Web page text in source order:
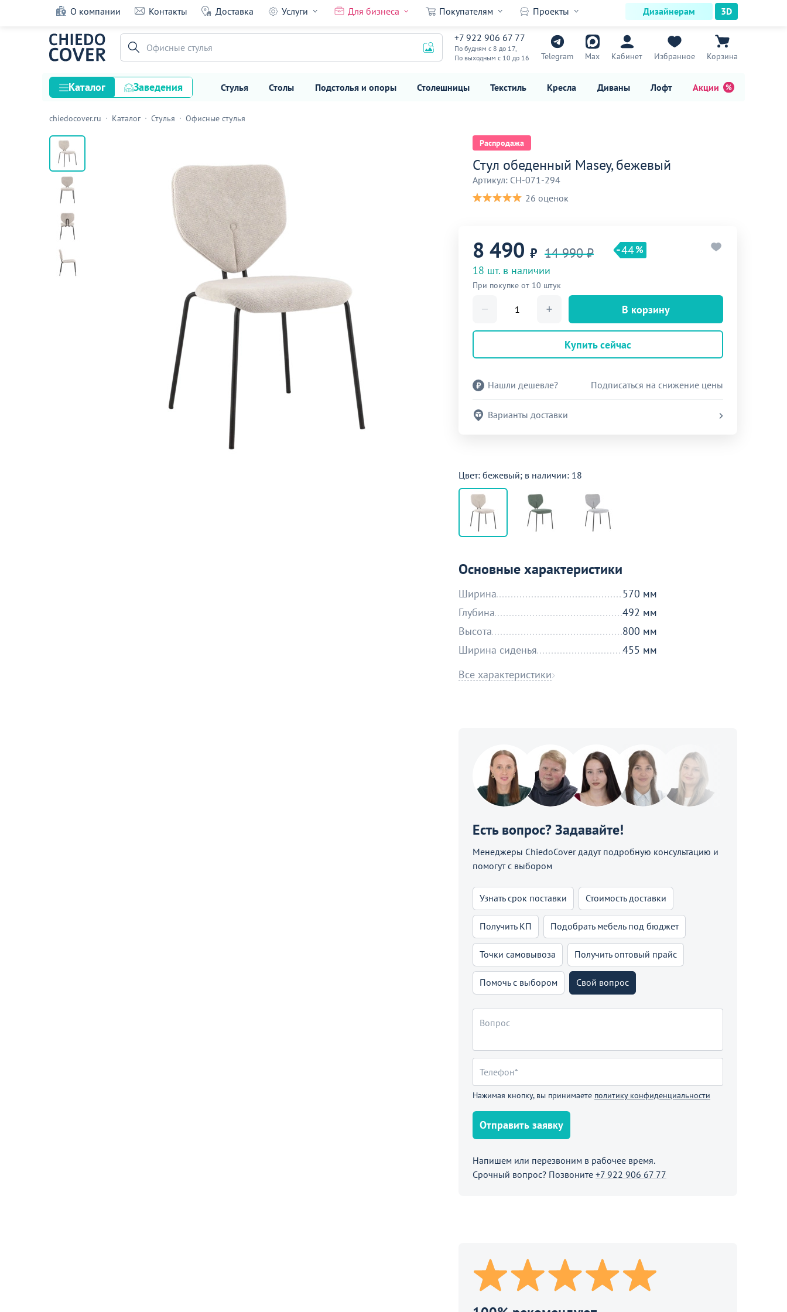
О компании Контакты Доставка Услуги Для бизнеса Покупателям Проекты Дизайнерам 3D
+7 922 906 67 77
По будням с 8 до 17,
По выходным с 10 до 16
Telegram Max Кабинет Избранное Корзина
Офисные стулья
Каталог Заведения Стулья Столы Подстолья и опоры Столешницы Текстиль Кресла Диваны Лофт Акции
Стулья
Столы
Подстолья и опоры
Столешницы
Текстиль
Кресла
Лофт
Стул обеденный Masey, бежевый
26 оценок
8 490
44
chiedocover.ru Каталог Стулья Офисные стулья
Распродажа
Стул обеденный Masey, бежевый
Артикул: CH-071-294
26 оценок
8 490 ₽ 14 990 ₽ 44
18 шт. в наличии
При покупке от 10 штук
В корзину
Купить сейчас
Нашли дешевле? Подписаться на снижение цены
Варианты доставки
Цвет: бежевый; в наличии: 18
Основные характеристики
Ширина
570 мм
Глубина
492 мм
Высота
800 мм
Ширина сиденья
455 мм
Все характеристики
Есть вопрос? Задавайте!
Менеджеры ChiedoCover дадут подробную консультацию и
помогут с выбором
Узнать срок поставки Стоимость доставки
Получить КП Подобрать мебель под бюджет
Точки самовывоза Получить оптовый прайс
Помочь с выбором Свой вопрос
Нажимая кнопку, вы принимаете политику конфиденциальности
Отправить заявку
Напишем или перезвоним в рабочее время.
Срочный вопрос? Позвоните +7 922 906 67 77
В корзине
Продолжить покупки
73 090 ₽